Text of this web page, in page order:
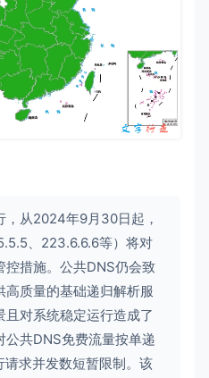
，从2024年9月30日起，
、223.6.6.6等）将对
控措施。公共DNS仍会致
高质量的基础递归解析服
对系统稳定运行造成了
公共DNS免费流量按单递
求并发数短暂限制。该